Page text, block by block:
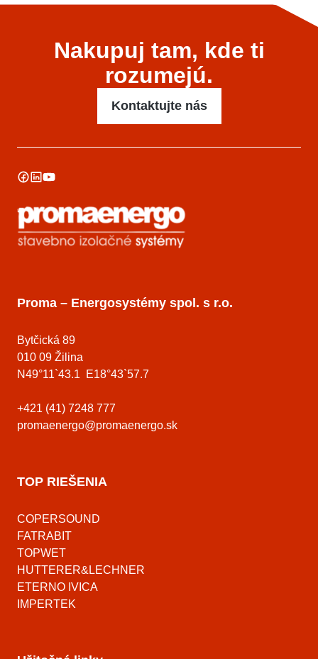
Nakupuj tam, kde ti
rozumejú.
Kontaktujte nás
Proma – Energosystémy spol. s r.o.
Bytčická 89
010 09 Žilina
N49°11`43.1 E18°43`57.7
+421 (41) 7248 777
promaenergo@promaenergo.sk
TOP RIEŠENIA
COPERSOUND
FATRABIT
TOPWET
HUTTERER&LECHNER
ETERNO IVICA
IMPERTEK